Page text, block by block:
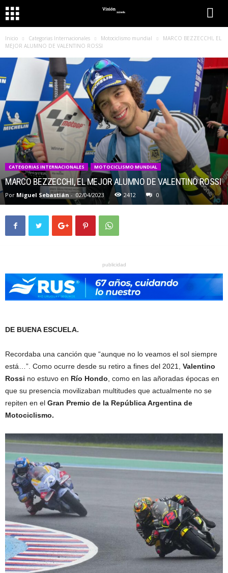
Inicio Categorias Internacionales Motociclismo mundial
MARCO BEZZECCHI, EL
MEJOR ALUMNO DE VALENTINO ROSSI
CATEGORIAS INTERNACIONALES MOTOCICLISMO MUNDIAL
MARCO BEZZECCHI, EL MEJOR ALUMNO DE VALENTINO ROSSI
Por Miguel Sebastián - 02/04/2023 2412 0
publicidad
DE BUENA ESCUELA.
Recordaba una canción que “aunque no lo veamos el sol siempre
está…”. Como ocurre desde su retiro a fines del 2021, Valentino
Rossi no estuvo en Río Hondo , como en las añoradas épocas en
que su presencia movilizaban multitudes que actualmente no se
repiten en el Gran Premio de la República Argentina de
Motociclismo.